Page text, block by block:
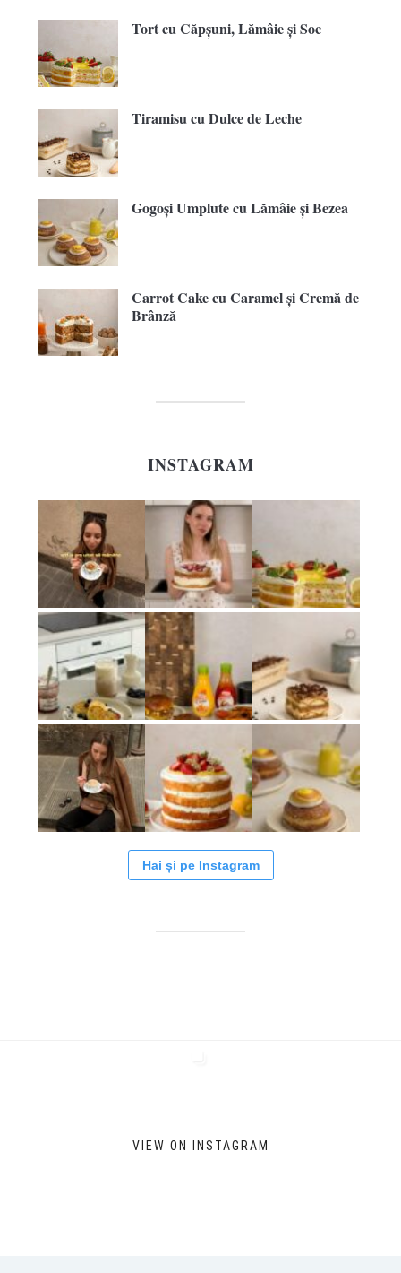
Tort cu Căpșuni, Lămâie și Soc
Tiramisu cu Dulce de Leche
Gogoși Umplute cu Lămâie și Bezea
Carrot Cake cu Caramel și Cremă de
Brânză
INSTAGRAM
Hai și pe Instagram
VIEW ON INSTAGRAM